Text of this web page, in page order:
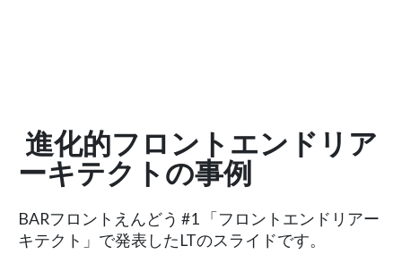
進化的フロントエンドリア
ーキテクトの事例
BARフロントえんどう #1 「フロントエンドリアー
キテクト」で発表したLTのスライドです。